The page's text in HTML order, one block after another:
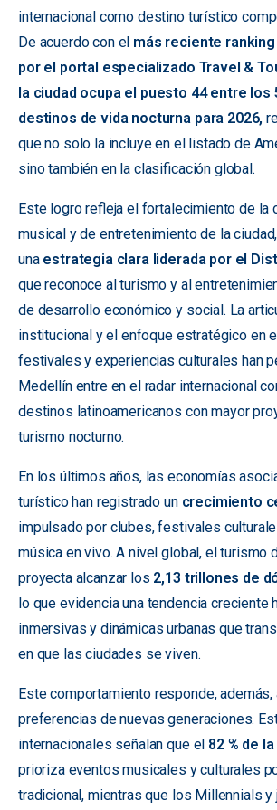
internacional como destino turístico
De acuerdo con el más reciente
por el portal especializado Travel &
la ciudad ocupa el puesto 44 entre los
destinos de vida nocturna para 2026,
que no solo la incluye en el listado de
sino también en la clasificación global.
Este logro refleja el fortalecimiento de la
musical y de entretenimiento de la
una estrategia clara liderada por el
que reconoce al turismo y al
de desarrollo económico y social. La
institucional y el enfoque estratégico en
festivales y experiencias culturales han
Medellín entre en el radar internacional
destinos latinoamericanos con mayor
turismo nocturno.
En los últimos años, las economías
turístico han registrado un crecimiento
impulsado por clubes, festivales
música en vivo. A nivel global, el turismo
proyecta alcanzar los 2,13 trillones de
lo que evidencia una tendencia creciente
inmersivas y dinámicas urbanas que
en que las ciudades se viven.
Este comportamiento responde, además,
preferencias de nuevas generaciones.
internacionales señalan que el 82 % de
prioriza eventos musicales y culturales
tradicional, mientras que los Millennials